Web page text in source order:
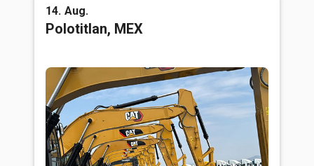
14. Aug.
Polotitlan, MEX